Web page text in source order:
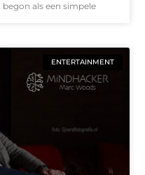
als een simpele
ENTERTAINMENT